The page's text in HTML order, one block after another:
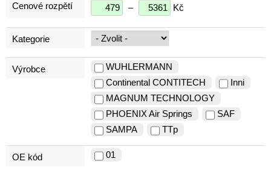
Cenové rozpětí – Kč
Kategorie
Výrobce
WUHLERMANN
Continental CONTITECH
Inni
MAGNUM TECHNOLOGY
PHOENIX Air Springs
SAF
SAMPA
TTp
OE kód 01